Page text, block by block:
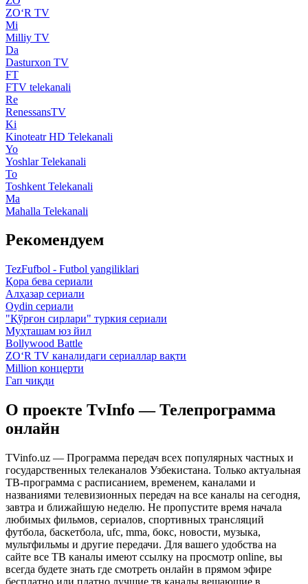
ZO‘R TV
Mi
Milliy TV
Da
Dasturxon TV
FT
FTV telekanali
Re
RenessansTV
Ki
Kinoteatr HD Telekanali
Yo
Yoshlar Telekanali
To
Toshkent Telekanali
Ma
Mahalla Telekanali
Рекомендуем
TezFufbol - Futbol yangiliklari
Қора бева сериали
Алҳазар сериали
Oydin сериали
"Қўрғон сирлари" туркия сериали
Муҳташам юз йил
Bollywood Battle
ZO‘R TV каналидаги сериаллар вақти
Million концерти
Гап чиқди
О проекте TvInfo — Телепрограмма
онлайн
TVinfo.uz — Программа передач всех популярных частных и
государственных телеканалов Узбекистана. Только актуальная
ТВ-программа с расписанием, временем, каналами и
названиями телевизионных передач на все каналы на сегодня,
завтра и ближайшую неделю. Не пропустите время начала
любимых фильмов, сериалов, спортивных трансляций
футбола, баскетбола, ufc, mma, бокс, новости, музыка,
мультфильмы и другие передачи. Для вашего удобства на
сайте все ТВ каналы имеют ссылку на просмотр online, вы
всегда будете знать где смотреть онлайн в прямом эфире